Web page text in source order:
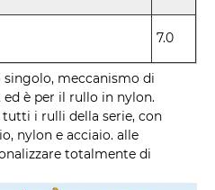
7.0
singolo, meccanismo di
è per il rullo in nylon.
i rulli della serie, con
nylon e acciaio. alle
totalmente di